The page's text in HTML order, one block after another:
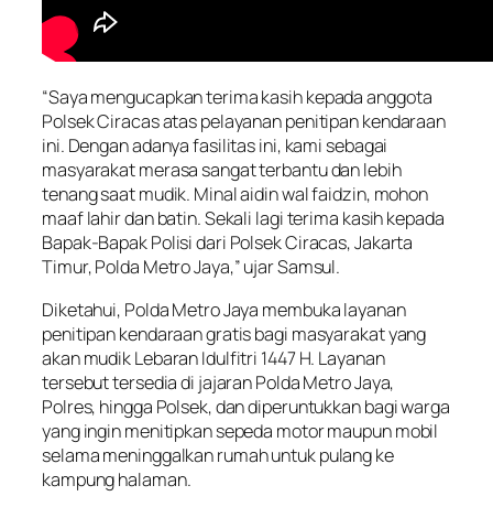
“Saya mengucapkan terima kasih kepada anggota
Polsek Ciracas atas pelayanan penitipan kendaraan
ini. Dengan adanya fasilitas ini, kami sebagai
masyarakat merasa sangat terbantu dan lebih
tenang saat mudik. Minal aidin wal faidzin, mohon
maaf lahir dan batin. Sekali lagi terima kasih kepada
Bapak-Bapak Polisi dari Polsek Ciracas, Jakarta
Timur, Polda Metro Jaya,” ujar Samsul.
Diketahui, Polda Metro Jaya membuka layanan
penitipan kendaraan gratis bagi masyarakat yang
akan mudik Lebaran Idulfitri 1447 H. Layanan
tersebut tersedia di jajaran Polda Metro Jaya,
Polres, hingga Polsek, dan diperuntukkan bagi warga
yang ingin menitipkan sepeda motor maupun mobil
selama meninggalkan rumah untuk pulang ke
kampung halaman.